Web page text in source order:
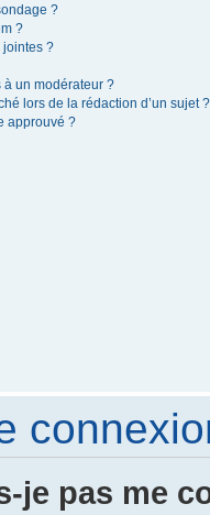
?
?
jointes ?
un modérateur ?
lors de la rédaction d’un sujet ?
approuvé ?
je pas me